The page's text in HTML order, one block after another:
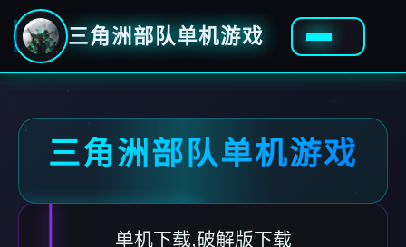
三角洲部队单机游戏
三角洲部队单机游戏
单机下载,破解版下载